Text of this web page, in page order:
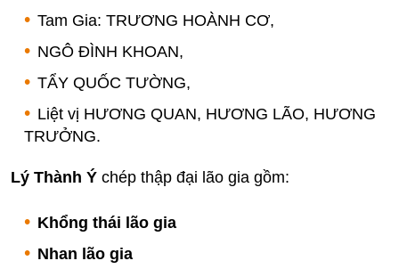
Tam Gia: TRƯƠNG HOÀNH CƠ,
NGÔ ĐÌNH KHOAN,
TẨY QUỐC TƯỜNG,
Liệt vị HƯƠNG QUAN, HƯƠNG LÃO, HƯƠNG
TRƯỞNG.
Lý Thành Ý chép thập đại lão gia gồm:
Khổng thái lão gia
Nhan lão gia